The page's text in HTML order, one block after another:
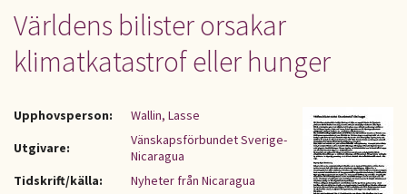
OM OSS
Världens bilister orsakar
klimatkatastrof eller hunger
Upphovsperson:
Wallin, Lasse
Utgivare:
Vänskapsförbundet Sverige-
Nicaragua
Tidskrift/källa:
Nyheter från Nicaragua